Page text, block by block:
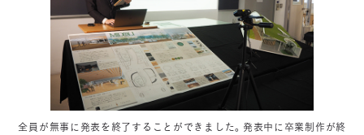
全員が無事に発表を終了することができました。発表中に卒業制作が終